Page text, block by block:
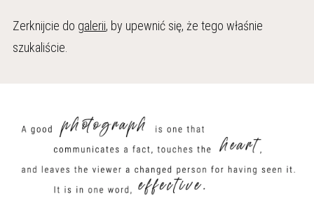
Zerknijcie do galerii, by upewnić się, że tego właśnie
szukaliście.